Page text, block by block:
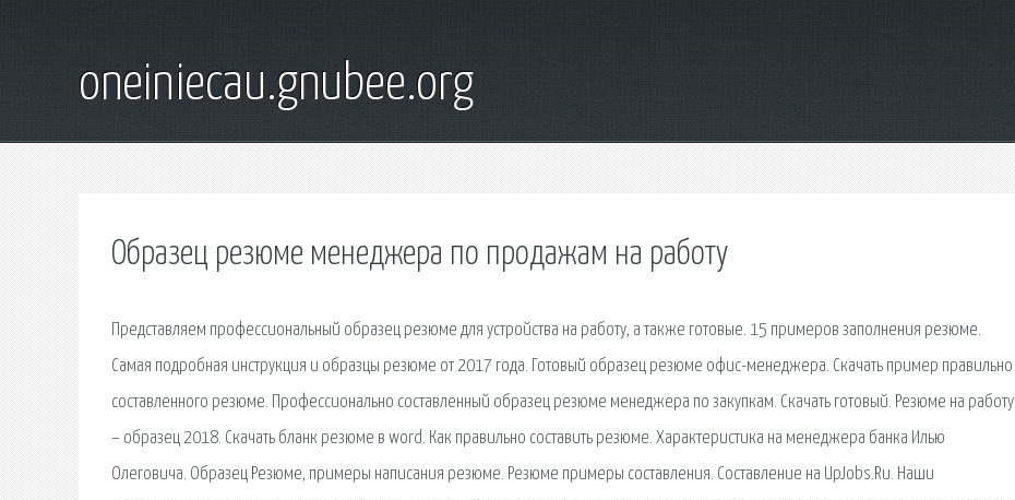
oneiniecau.gnubee.org
Образец резюме менеджера по продажам на работу
Представляем профессиональный образец резюме для устройства на работу, а также готовые. 15 примеров заполнения резюме.
Самая подробная инструкция и образцы резюме от 2017 года. Готовый образец резюме офис-менеджера. Скачать пример правильно
составленного резюме. Профессионально составленный образец резюме менеджера по закупкам. Скачать готовый. Резюме на работу
– образец 2018. Скачать бланк резюме в word. Как правильно составить резюме. Характеристика на менеджера банка Илью
Олеговича. Образец Резюме, примеры написания резюме. Резюме примеры составления. Составление на UpJobs.Ru. Наши